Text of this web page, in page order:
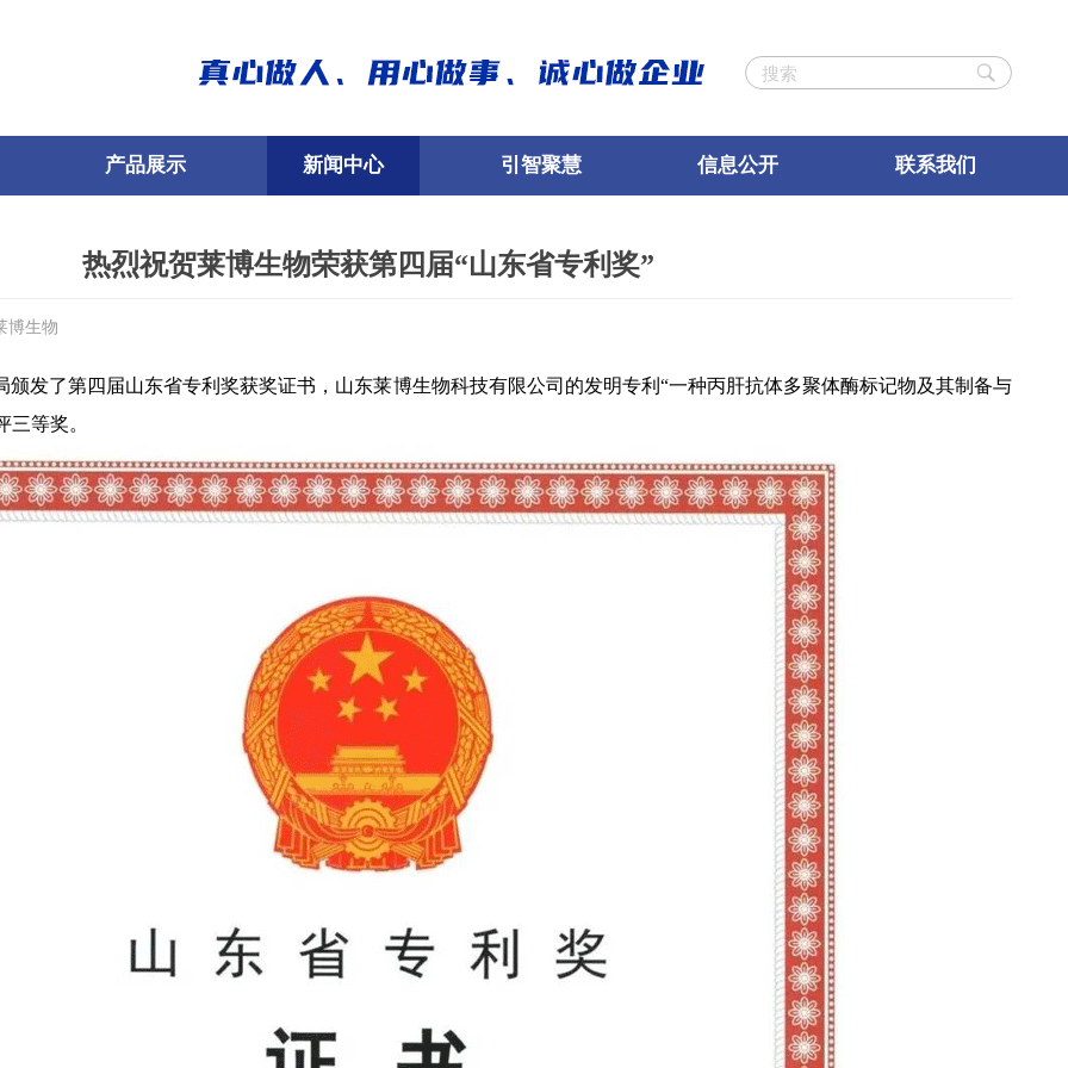
产品展示 新闻中心 引智聚慧 信息公开 联系我们
热烈祝贺莱博生物荣获第四届“山东省专利奖”
博生物
颁发了第四届山东省专利奖获奖证书，山东莱博生物科技有限公司的发明专利“一种丙肝抗体多聚体酶标记物及其制备与
三等奖。